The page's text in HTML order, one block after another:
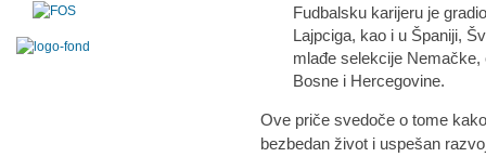
Fudbalsku karijeru je
Lajpciga, kao i u Španiji,
mlađe selekcije Nemačke,
Bosne i Hercegovine.
Ove priče svedoče o tome
bezbedan život i uspešan